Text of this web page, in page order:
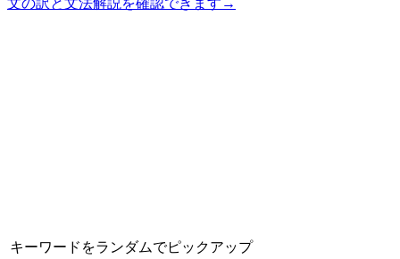
キーワードをランダムでピックアップ